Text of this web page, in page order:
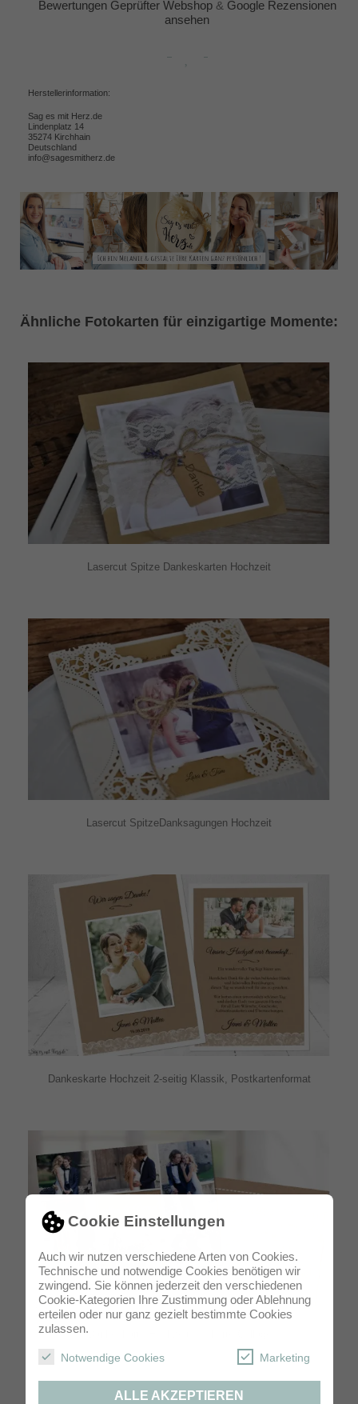
Cookie Einstellungen
Auch wir nutzen verschiedene Arten von Cookies.
Technische und notwendige Cookies benötigen wir
zwingend. Sie können jederzeit den verschiedenen
Cookie-Kategorien Ihre Zustimmung oder Ablehnung
erteilen oder nur ganz gezielt bestimmte Cookies
zulassen.
Notwendige Cookies Marketing
ALLE AKZEPTIEREN
Bewertungen Geprüfter Webshop& Google Rezensionen
ansehen
Herstellerinformation:
Sag es mit Herz.de
Lindenplatz 14
35274 Kirchhain
Deutschland
info@sagesmitherz.de
Ähnliche Fotokarten für einzigartige Momente:
Lasercut Spitze Dankeskarten Hochzeit
Lasercut SpitzeDanksagungen Hochzeit
Dankeskarte Hochzeit 2-seitig Klassik, Postkartenformat
Dankeskarte HochzeitPostkarte Collage